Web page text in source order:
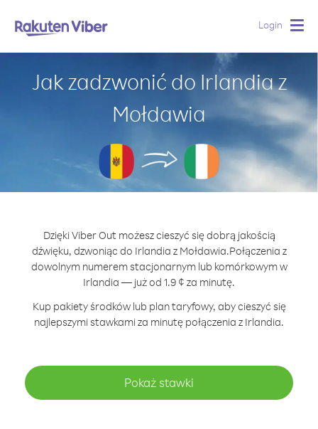
Login
Jak zadzwonić do Irlandia z
Mołdawia
Dzięki Viber Out możesz cieszyć się dobrą jakością
dźwięku, dzwoniąc do Irlandia z Mołdawia.Połączenia z
dowolnym numerem stacjonarnym lub komórkowym w
Irlandia — już od 1.9 ¢ za minutę.
Kup pakiety środków lub plan taryfowy, aby cieszyć się
najlepszymi stawkami za minutę połączenia z Irlandia.
Pokaż stawki